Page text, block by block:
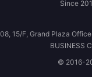
Since
15/F, Grand Plaza
BUSINESS
© 2016-